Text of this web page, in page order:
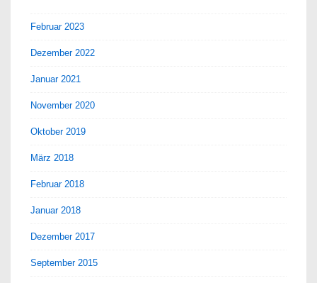
Februar 2023
Dezember 2022
Januar 2021
November 2020
Oktober 2019
März 2018
Februar 2018
Januar 2018
Dezember 2017
September 2015